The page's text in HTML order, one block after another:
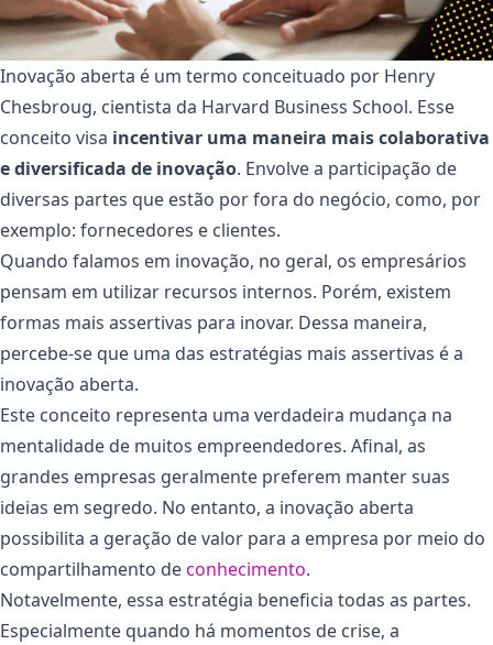
Inovação aberta é um termo conceituado por Henry
Chesbroug, cientista da Harvard Business School. Esse
conceito visa incentivar uma maneira mais colaborativa
e diversificada de inovação. Envolve a participação de
diversas partes que estão por fora do negócio, como, por
exemplo: fornecedores e clientes.
Quando falamos em inovação, no geral, os empresários
pensam em utilizar recursos internos. Porém, existem
formas mais assertivas para inovar. Dessa maneira,
percebe-se que uma das estratégias mais assertivas é a
inovação aberta.
Este conceito representa uma verdadeira mudança na
mentalidade de muitos empreendedores. Afinal, as
grandes empresas geralmente preferem manter suas
ideias em segredo. No entanto, a inovação aberta
possibilita a geração de valor para a empresa por meio do
compartilhamento deconhecimento.
Notavelmente, essa estratégia beneficia todas as partes.
Especialmente quando há momentos de crise, a